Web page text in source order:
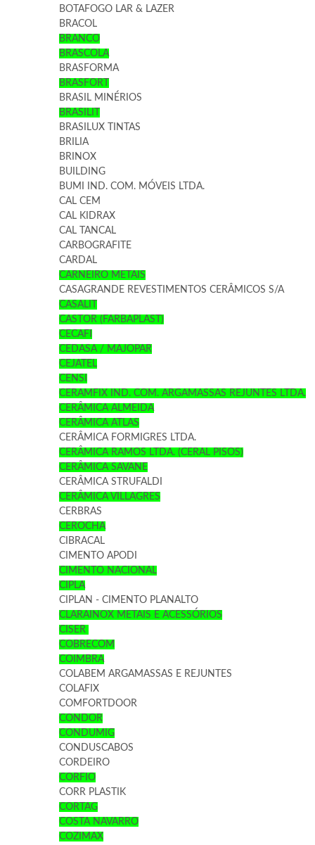
BOTAFOGO LAR & LAZER
BRACOL
BRANCO
BRASCOLA
BRASFORMA
BRASFORT
BRASIL MINÉRIOS
BRASILIT
BRASILUX TINTAS
BRILIA
BRINOX
BUILDING
BUMI IND. COM. MÓVEIS LTDA.
CAL CEM
CAL KIDRAX
CAL TANCAL
CARBOGRAFITE
CARDAL
CARNEIRO METAIS
CASAGRANDE REVESTIMENTOS CERÂMICOS S/A
CASALIT
CASTOR (FARBAPLAST)
CECAFI
CEDASA / MAJOPAR
CEJATEL
CENSI
CERAMFIX IND. COM. ARGAMASSAS REJUNTES LTDA.
CERÂMICA ALMEIDA
CERÂMICA ATLAS
CERÂMICA FORMIGRES LTDA.
CERÂMICA RAMOS LTDA. (CERAL PISOS)
CERÂMICA SAVANE
CERÂMICA STRUFALDI
CERÂMICA VILLAGRES
CERBRAS
CEROCHA
CIBRACAL
CIMENTO APODI
CIMENTO NACIONAL
CIPLA
CIPLAN - CIMENTO PLANALTO
CLARAINOX METAIS E ACESSÓRIOS
CISER
COBRECOM
COIMBRA
COLABEM ARGAMASSAS E REJUNTES
COLAFIX
COMFORTDOOR
CONDOR
CONDUMIG
CONDUSCABOS
CORDEIRO
CORFIO
CORR PLASTIK
CORTAG
COSTA NAVARRO
COZIMAX